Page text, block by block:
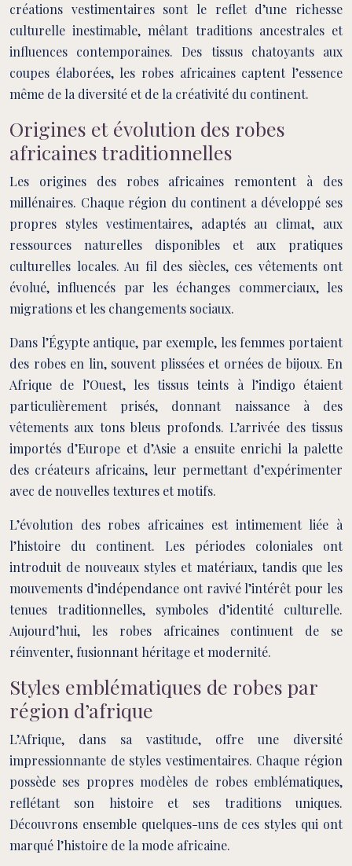
créations vestimentaires sont le reflet d’une richesse
culturelle inestimable, mêlant traditions ancestrales et
influences contemporaines. Des tissus chatoyants aux
coupes élaborées, les robes africaines captent l’essence
même de la diversité et de la créativité du continent.
Origines et évolution des robes
africaines traditionnelles
Les origines des robes africaines remontent à des
millénaires. Chaque région du continent a développé ses
propres styles vestimentaires, adaptés au climat, aux
ressources naturelles disponibles et aux pratiques
culturelles locales. Au fil des siècles, ces vêtements ont
évolué, influencés par les échanges commerciaux, les
migrations et les changements sociaux.
Dans l’Égypte antique, par exemple, les femmes portaient
des robes en lin, souvent plissées et ornées de bijoux. En
Afrique de l’Ouest, les tissus teints à l’indigo étaient
particulièrement prisés, donnant naissance à des
vêtements aux tons bleus profonds. L’arrivée des tissus
importés d’Europe et d’Asie a ensuite enrichi la palette
des créateurs africains, leur permettant d’expérimenter
avec de nouvelles textures et motifs.
L’évolution des robes africaines est intimement liée à
l’histoire du continent. Les périodes coloniales ont
introduit de nouveaux styles et matériaux, tandis que les
mouvements d’indépendance ont ravivé l’intérêt pour les
tenues traditionnelles, symboles d’identité culturelle.
Aujourd’hui, les robes africaines continuent de se
réinventer, fusionnant héritage et modernité.
Styles emblématiques de robes par
région d’afrique
L’Afrique, dans sa vastitude, offre une diversité
impressionnante de styles vestimentaires. Chaque région
possède ses propres modèles de robes emblématiques,
reflétant son histoire et ses traditions uniques.
Découvrons ensemble quelques-uns de ces styles qui ont
marqué l’histoire de la mode africaine.